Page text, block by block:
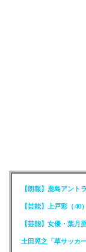
【朗報】鹿島アン
【芸能】上戸彩（
【芸能】女優・葉月